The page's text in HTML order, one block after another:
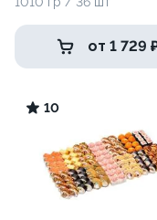
от 1 729
10